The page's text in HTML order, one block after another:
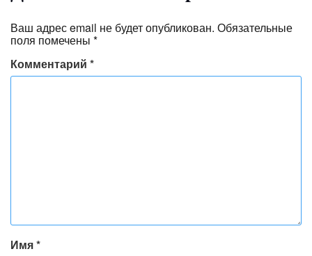
Ваш адрес email не будет опубликован. Обязательные
поля помечены *
Комментарий *
Имя*